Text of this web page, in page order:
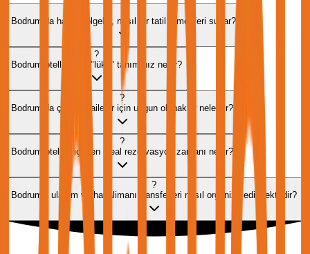
Bodrum’da hangi bölgeler, nasıl bir tatil atmosferi sunar?
?
Bodrum otelleri için "lüks" tanımınız nedir?
?
Bodrum’da çocuklu aileler için uygun olanaklar nelerdir?
?
Bodrum otelleri için en ideal rezervasyon zamanı nedir?
?
Bodrum'a ulaşım ve havalimanı transferleri nasıl organize edilmektedir?